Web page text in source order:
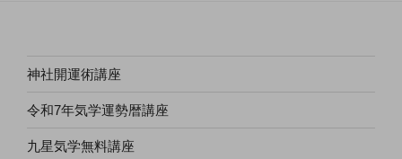
神社開運術講座
令和7年気学運勢暦講座
九星気学無料講座